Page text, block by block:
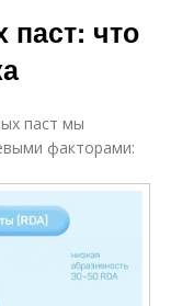
паст: что
паст мы
факторами: